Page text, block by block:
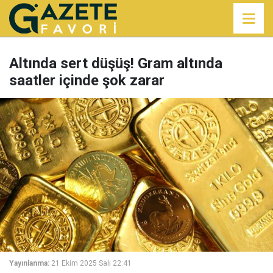
Altında sert düşüş! Gram altında
saatler içinde şok zarar
Yayınlanma: 21 Ekim 2025 Salı 22:41